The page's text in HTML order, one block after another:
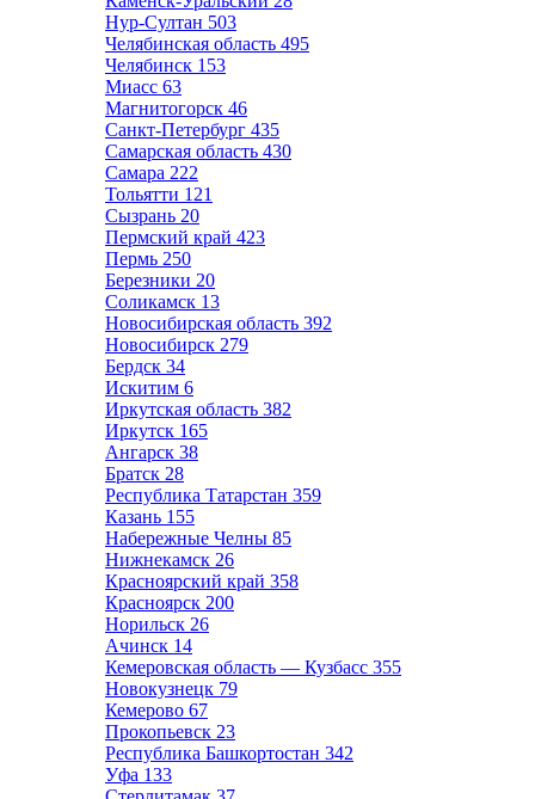
Нур-Султан 503
Челябинская область 495
Челябинск 153
Миасс 63
Магнитогорск 46
Санкт-Петербург 435
Самарская область 430
Самара 222
Тольятти 121
Сызрань 20
Пермский край 423
Пермь 250
Березники 20
Соликамск 13
Новосибирская область 392
Новосибирск 279
Бердск 34
Искитим 6
Иркутская область 382
Иркутск 165
Ангарск 38
Братск 28
Республика Татарстан 359
Казань 155
Набережные Челны 85
Нижнекамск 26
Красноярский край 358
Красноярск 200
Норильск 26
Ачинск 14
Кемеровская область — Кузбасс 355
Новокузнецк 79
Кемерово 67
Прокопьевск 23
Республика Башкортостан 342
Уфа 133